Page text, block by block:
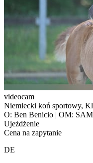
videocam
Niemiecki koń sportowy,
O: Ben Benicio | OM:
Ujeżdżenie
Cena na zapytanie
DE